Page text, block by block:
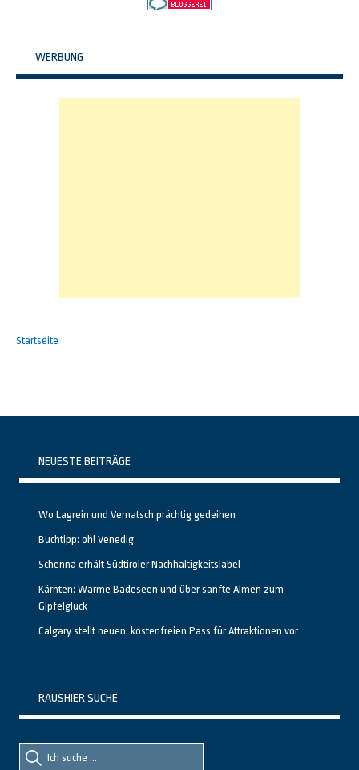
WERBUNG
Startseite
NEUESTE BEITRÄGE
Wo Lagrein und Vernatsch prächtig gedeihen
Buchtipp: oh! Venedig
Schenna erhält Südtiroler Nachhaltigkeitslabel
Kärnten: Warme Badeseen und über sanfte Almen zum
Gipfelglück
Calgary stellt neuen, kostenfreien Pass für Attraktionen vor
RAUSHIER SUCHE
Suche
nach::
Suche
nach: